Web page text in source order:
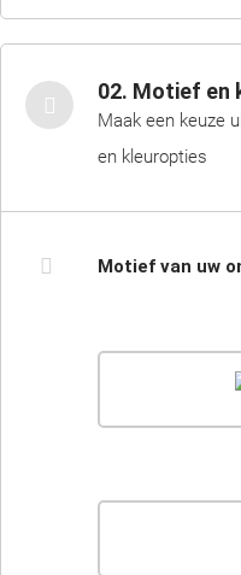
02. Motief en
Maak een keuze
en kleuropties
Motief van uw